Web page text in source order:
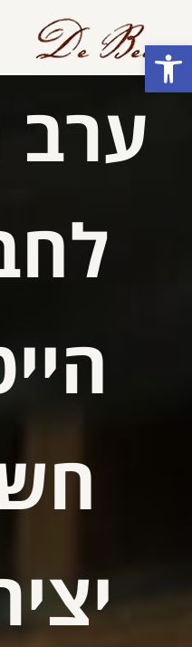
פתח סרגל נגישות
ערב